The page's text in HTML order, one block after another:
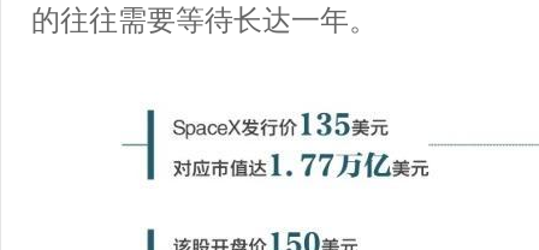
的往往需要等待长达一年。